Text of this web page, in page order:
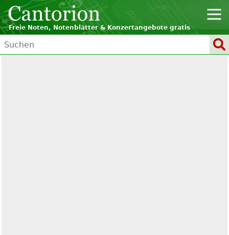
Freie Noten, Notenblätter & Konzertangebote gratis